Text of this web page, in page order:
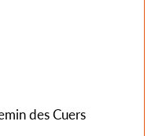
des Cuers